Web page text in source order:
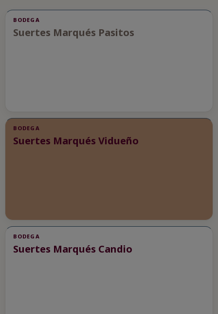
BODEGA
Suertes Marqués Pasitos
BODEGA
Suertes Marqués Vidueño
BODEGA
Suertes Marqués Candio